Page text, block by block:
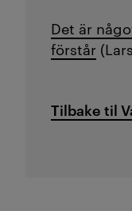
Det är
förstår
Tilbake til